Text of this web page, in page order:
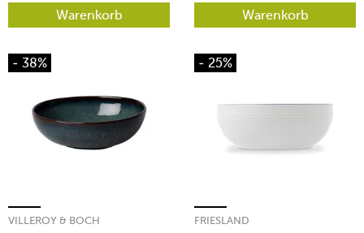
Warenkorb Warenkorb
- 38%
VILLEROY & BOCH
- 25%
FRIESLAND